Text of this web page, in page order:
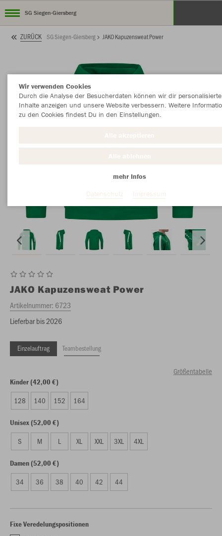
SG Siegen-Giersberg
ZURÜCK SG Siegen-Giersberg JAKO Kapuzensweat Power
JAKO Kapuzensweat Power
Artikelnummer: 6723
Lieferbar bis 2026
Einzelauftrag Teambestellung
Größentabelle
Kinder (42,00 €)
128 140 152 164
Unisex (52,00 €)
S M L XL XXL 3XL 4XL
Damen (52,00 €)
34 36 38 40 42 44
Fixe Veredelungspositionen
Wir verwenden Cookies
Durch die Analyse der Besucherdaten können wir dir personalisierte
Inhalte anzeigen und unsere Website verbessern. Weitere
zu den Cookies findest Du in den Einstellungen.
mehr Infos